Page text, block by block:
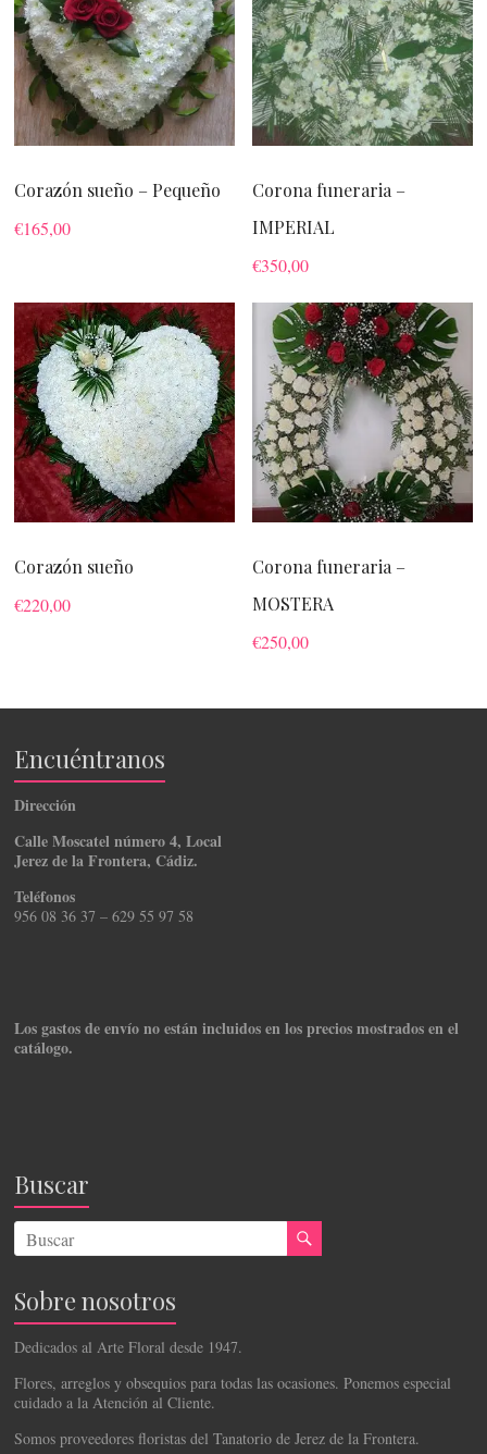
Corazón sueño – Pequeño
€165,00
Corona funeraria –
IMPERIAL
€350,00
Corazón sueño
€220,00
Corona funeraria –
MOSTERA
€250,00
Encuéntranos
Dirección
Calle Moscatel número 4, Local
Jerez de la Frontera, Cádiz.
Teléfonos
956 08 36 37 – 629 55 97 58
Los gastos de envío no están incluidos en los precios mostrados en el
catálogo.
Buscar
Sobre nosotros
Dedicados al Arte Floral desde 1947.
Flores, arreglos y obsequios para todas las ocasiones. Ponemos especial
cuidado a la Atención al Cliente.
Somos proveedores floristas del Tanatorio de Jerez de la Frontera.